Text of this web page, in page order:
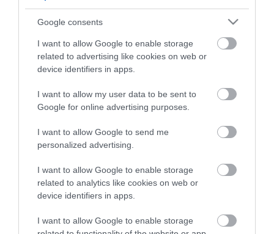
Google consents
I want to allow Google to enable storage
related to advertising like cookies on web or
device identifiers in apps.
I want to allow my user data to be sent to
Google for online advertising purposes.
I want to allow Google to send me
personalized advertising.
I want to allow Google to enable storage
related to analytics like cookies on web or
device identifiers in apps.
I want to allow Google to enable storage
Kérjük, kulturáltan, mások személyiségi jogainak és jó hírnevének tiszteletben
tartásával kommenteljenek!
ma.hu legfrissebb hírei:
egy útdíjrendszeres ügylet felülvizsgálata után
Saját életét is kockára tette a magyar erdész, hogy
Második világháborús MG-42 géppuskát emeltek ki a
Dunából - a rendőrség lefoglalta
keretszerződését